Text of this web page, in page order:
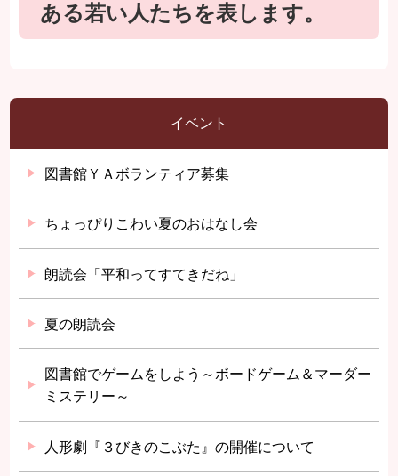
ある若い人たちを表します。
イベント
図書館ＹＡボランティア募集
ちょっぴりこわい夏のおはなし会
朗読会「平和ってすてきだね」
夏の朗読会
図書館でゲームをしよう～ボードゲーム＆マーダー
ミステリー～
人形劇『３びきのこぶた』の開催について